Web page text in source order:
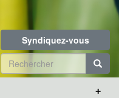
Syndiquez-vous
Formulaire
de